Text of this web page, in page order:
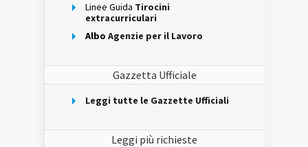
Linee Guida Tirocini
extracurriculari
Albo Agenzie per il Lavoro
Gazzetta Ufficiale
Leggi tutte le Gazzette Ufficiali
Leggi più richieste